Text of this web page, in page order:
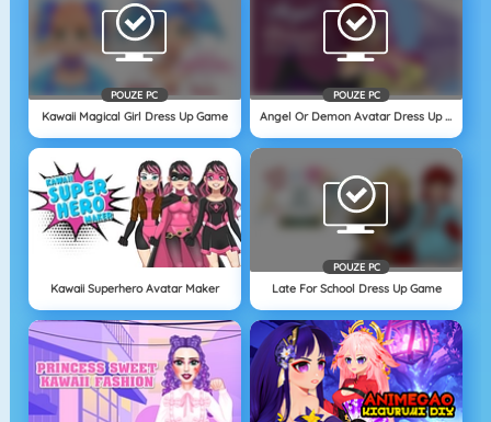
POUZE PC
Kawaii Magical Girl Dress Up Game
POUZE PC
Angel Or Demon Avatar Dress Up Game
Kawaii Superhero Avatar Maker
POUZE PC
Late For School Dress Up Game